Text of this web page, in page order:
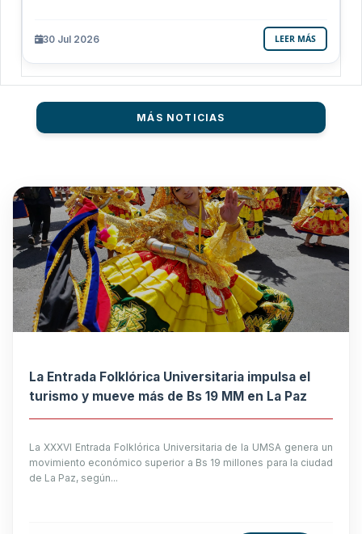
30 Jul 2026 LEER MÁS
MÁS NOTICIAS
La Entrada Folklórica Universitaria impulsa el
turismo y mueve más de Bs 19 MM en La Paz
La XXXVI Entrada Folklórica Universitaria de la UMSA genera un
movimiento económico superior a Bs 19 millones para la ciudad
de La Paz, según...